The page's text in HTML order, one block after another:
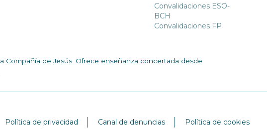
Convalidaciones ESO-
BCH
Convalidaciones FP
Compañía de Jesús. Ofrece enseñanza concertada desde
Política de privacidad Canal de denuncias Política de cookies